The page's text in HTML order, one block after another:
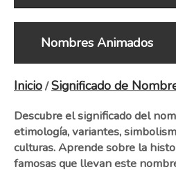
Nombres Animados
Inicio/Significado de
Descubre el significado del
etimología, variantes,
culturas. Aprende sobre la
famosas que llevan este